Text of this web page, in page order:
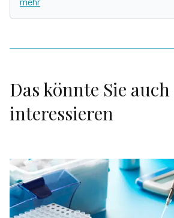
Das könnte Sie auch
interessieren